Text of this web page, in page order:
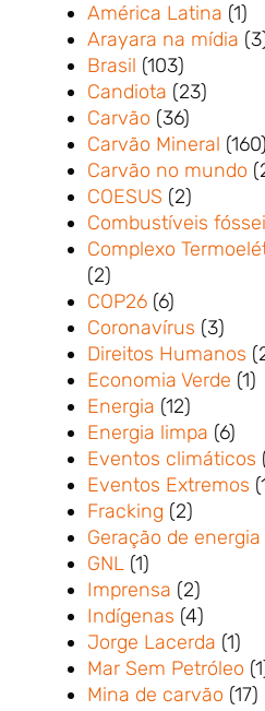
América Latina (1)
Arayara na mídia
Brasil (103)
Candiota (23)
Carvão (36)
Carvão Mineral (160)
Carvão no mundo
COESUS (2)
Combustíveis
Complexo
(2)
COP26 (6)
Coronavírus (3)
Direitos Humanos
Economia Verde (1)
Energia (12)
Energia limpa (6)
Eventos climáticos
Eventos Extremos
Fracking (2)
Geração de energia
GNL (1)
Imprensa (2)
Indígenas (4)
Jorge Lacerda (1)
Mar Sem Petróleo
Mina de carvão (17)